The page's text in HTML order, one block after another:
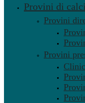
Provini di
Provini
Provini